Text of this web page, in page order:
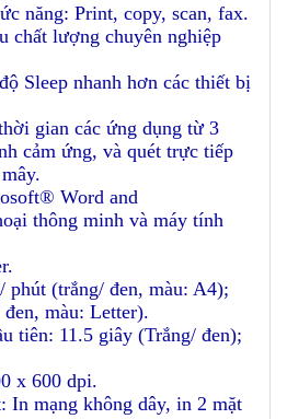
năng: Print, copy, scan, fax.
chất lượng chuyên nghiệp
Sleep nhanh hơn các thiết bị
gian các ứng dụng từ 3
cảm ứng, và quét trực tiếp
Word and
thông minh và máy tính
phút (trắng/ đen, màu: A4);
màu: Letter).
tiên: 11.5 giây (Trắng/ đen);
x 600 dpi.
In mạng không dây, in 2 mặt